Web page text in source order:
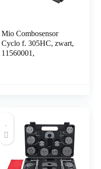
Mio Combosensor
Cyclo f. 305HC, zwart,
11560001,